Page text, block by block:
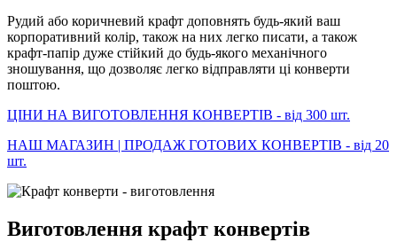
Рудий або коричневий крафт доповнять будь-який ваш
корпоративний колір, також на них легко писати, а також
крафт-папір дуже стійкий до будь-якого механічного
зношування, що дозволяє легко відправляти ці конверти
поштою.
ЦІНИ НА ВИГОТОВЛЕННЯ КОНВЕРТІВ - від 300 шт.
НАШ МАГАЗИН | ПРОДАЖ ГОТОВИХ КОНВЕРТІВ - від 20
шт.
Виготовлення крафт конвертів